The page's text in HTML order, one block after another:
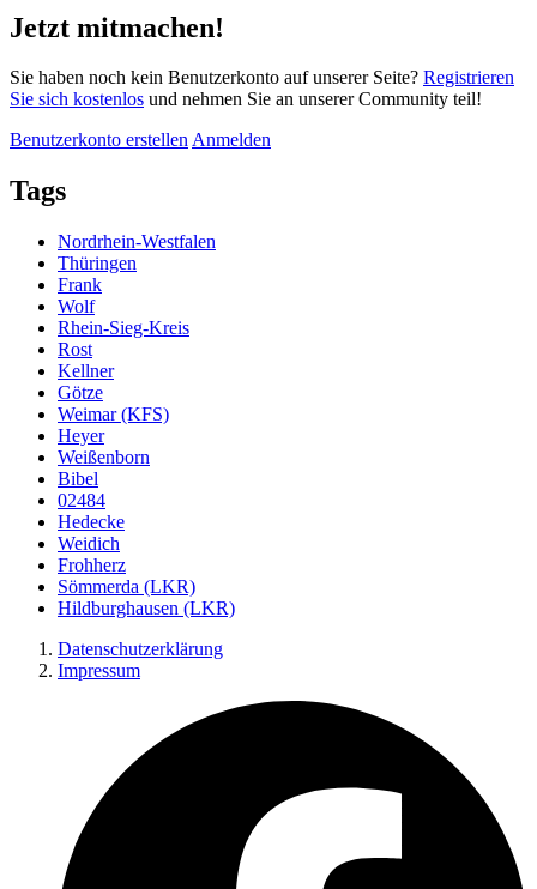
Jetzt mitmachen!
Sie haben noch kein Benutzerkonto auf unserer Seite? Registrieren
Sie sich kostenlos und nehmen Sie an unserer Community teil!
Benutzerkonto erstellenAnmelden
Tags
Nordrhein-Westfalen
Thüringen
Frank
Wolf
Rhein-Sieg-Kreis
Rost
Kellner
Götze
Weimar (KFS)
Heyer
Weißenborn
Bibel
02484
Hedecke
Weidich
Frohherz
Sömmerda (LKR)
Hildburghausen (LKR)
Datenschutzerklärung
Impressum